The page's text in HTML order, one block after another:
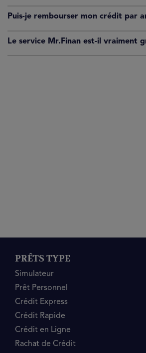
Puis-je rembourser mon crédit par
Le service Mr.Finan est-il vraiment
PRÊTS TYPE
Simulateur
Prêt Personnel
Crédit Express
Crédit Rapide
Crédit en Ligne
Rachat de Crédit